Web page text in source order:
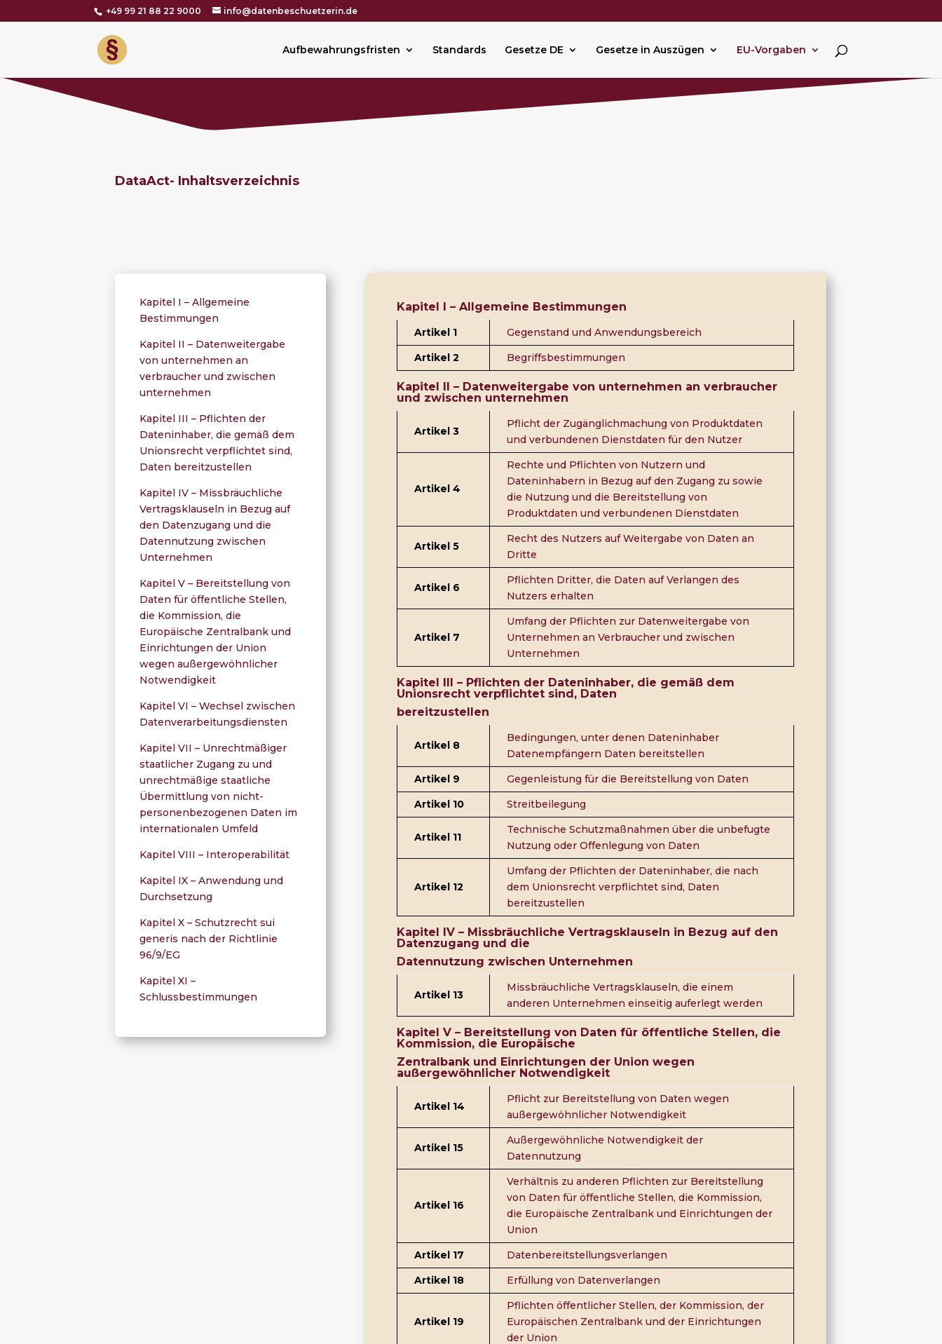
+49 99 21 88 22 9000 info@datenbeschuetzerin.de
Aufbewahrungsfristen Standards Gesetze DE Gesetze in Auszügen EU-Vorgaben
DataAct- Inhaltsverzeichnis
Kapitel I – Allgemeine
Bestimmungen
Kapitel II – Datenweitergabe
von unternehmen an
verbraucher und zwischen
unternehmen
Kapitel III – Pflichten der
Dateninhaber, die gemäß dem
Unionsrecht verpflichtet sind,
Daten bereitzustellen
Kapitel IV – Missbräuchliche
Vertragsklauseln in Bezug auf
den Datenzugang und die
Datennutzung zwischen
Unternehmen
Kapitel V – Bereitstellung von
Daten für öffentliche Stellen,
die Kommission, die
Europäische Zentralbank und
Einrichtungen der Union
wegen außergewöhnlicher
Notwendigkeit
Kapitel VI – Wechsel zwischen
Datenverarbeitungsdiensten
Kapitel VII – Unrechtmäßiger
staatlicher Zugang zu und
unrechtmäßige staatliche
Übermittlung von nicht-
personenbezogenen Daten im
internationalen Umfeld
Kapitel VIII – Interoperabilität
Kapitel IX – Anwendung und
Durchsetzung
Kapitel X – Schutzrecht sui
generis nach der Richtlinie
96/9/EG
Kapitel XI –
Schlussbestimmungen
Kapitel I – Allgemeine Bestimmungen
Artikel 1
Gegenstand und Anwendungsbereich
Artikel 2
Begriffsbestimmungen
Kapitel II – Datenweitergabe von unternehmen an verbraucher
und zwischen unternehmen
Artikel 3
Pflicht der Zugänglichmachung von Produktdaten
und verbundenen Dienstdaten für den Nutzer
Artikel 4
Rechte und Pflichten von Nutzern und
Dateninhabern in Bezug auf den Zugang zu sowie
die Nutzung und die Bereitstellung von
Produktdaten und verbundenen Dienstdaten
Artikel 5
Recht des Nutzers auf Weitergabe von Daten an
Dritte
Artikel 6
Pflichten Dritter, die Daten auf Verlangen des
Nutzers erhalten
Artikel 7
Umfang der Pflichten zur Datenweitergabe von
Unternehmen an Verbraucher und zwischen
Unternehmen
Kapitel III – Pflichten der Dateninhaber, die gemäß dem
Unionsrecht verpflichtet sind, Daten
bereitzustellen
Artikel 8
Bedingungen, unter denen Dateninhaber
Datenempfängern Daten bereitstellen
Artikel 9
Gegenleistung für die Bereitstellung von Daten
Artikel 10
Streitbeilegung
Artikel 11
Technische Schutzmaßnahmen über die unbefugte
Nutzung oder Offenlegung von Daten
Artikel 12
Umfang der Pflichten der Dateninhaber, die nach
dem Unionsrecht verpflichtet sind, Daten
bereitzustellen
Kapitel IV – Missbräuchliche Vertragsklauseln in Bezug auf den
Datenzugang und die
Datennutzung zwischen Unternehmen
Artikel 13
Missbräuchliche Vertragsklauseln, die einem
anderen Unternehmen einseitig auferlegt werden
Kapitel V – Bereitstellung von Daten für öffentliche Stellen, die
Kommission, die Europäische
Zentralbank und Einrichtungen der Union wegen
außergewöhnlicher Notwendigkeit
Artikel 14
Pflicht zur Bereitstellung von Daten wegen
außergewöhnlicher Notwendigkeit
Artikel 15
Außergewöhnliche Notwendigkeit der
Datennutzung
Artikel 16
Verhältnis zu anderen Pflichten zur Bereitstellung
von Daten für öffentliche Stellen, die Kommission,
die Europäische Zentralbank und Einrichtungen der
Union
Artikel 17
Datenbereitstellungsverlangen
Artikel 18
Erfüllung von Datenverlangen
Artikel 19
Pflichten öffentlicher Stellen, der Kommission, der
Europäischen Zentralbank und der Einrichtungen
der Union